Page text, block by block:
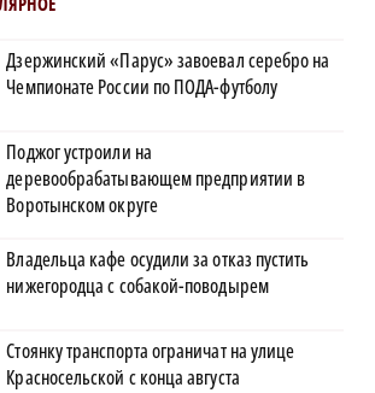
Дзержинский «Парус» завоевал серебро на
Чемпионате России по ПОДА-футболу
Поджог устроили на
деревообрабатывающем предприятии в
Воротынском округе
Владельца кафе осудили за отказ пустить
нижегородца с собакой-поводырем
Стоянку транспорта ограничат на улице
Красносельской с конца августа